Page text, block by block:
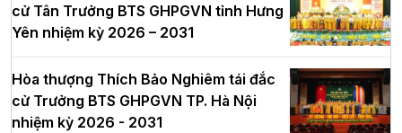
cử Tân Trưởng BTS GHPGVN tỉnh Hưng
Yên nhiệm kỳ 2026 – 2031
Hòa thượng Thích Bảo Nghiêm tái đắc
cử Trưởng BTS GHPGVN TP. Hà Nội
nhiệm kỳ 2026 - 2031